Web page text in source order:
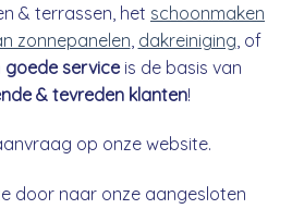
& terrassen, het schoonmaken
zonnepanelen dakreiniging , of
goede serviceis de basis van
& tevreden klanten!
op onze website.
door naar onze aangesloten